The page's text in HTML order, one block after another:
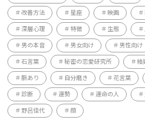
改善方法 星座 映画
深層心理 特徴 生態
男の本音 男女向け 男性向け
石言葉 秘密の恋愛研究所 結
脈あり 自分磨き 花言葉
診断 運勢 運命の人
野呂佳代 顔